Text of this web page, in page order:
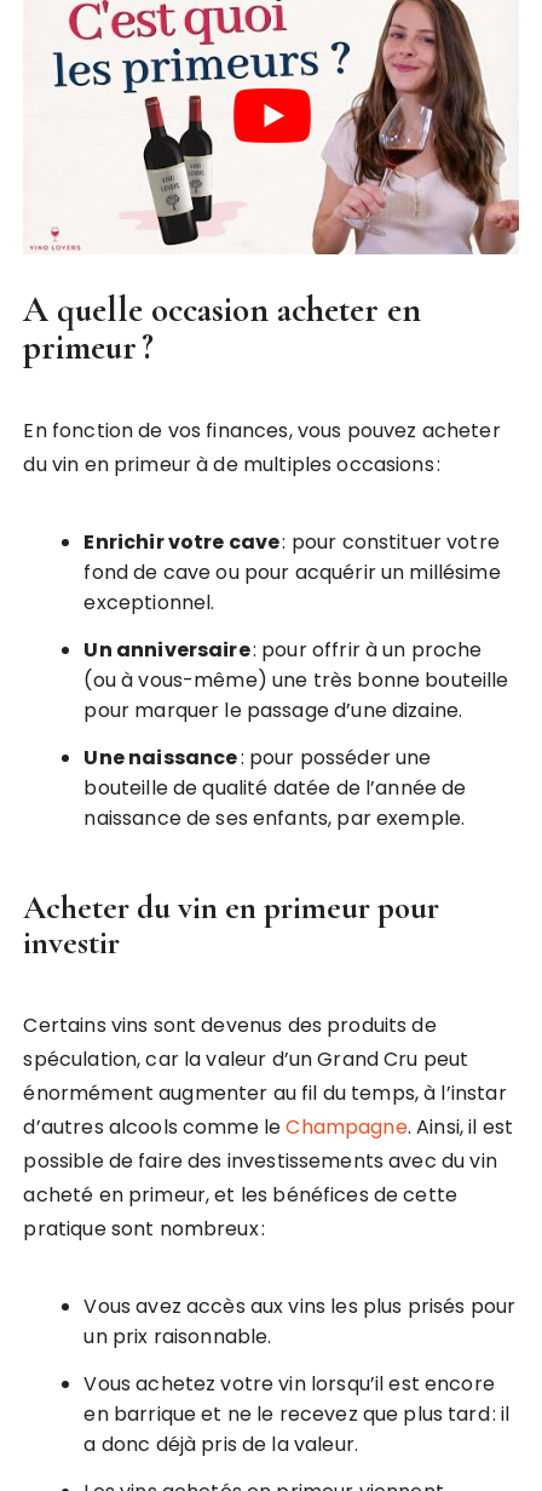
A quelle occasion acheter en
primeur ?
En fonction de vos finances, vous pouvez acheter
du vin en primeur à de multiples occasions :
Enrichir votre cave: pour constituer votre
fond de cave ou pour acquérir un millésime
exceptionnel.
Un anniversaire: pour offrir à un proche
(ou à vous-même) une très bonne bouteille
pour marquer le passage d’une dizaine.
Une naissance: pour posséder une
bouteille de qualité datée de l’année de
naissance de ses enfants, par exemple.
Acheter du vin en primeur pour
investir
Certains vins sont devenus des produits de
spéculation, car la valeur d’un Grand Cru peut
énormément augmenter au fil du temps, à l’instar
d’autres alcools comme leChampagne. Ainsi, il est
possible de faire des investissements avec du vin
acheté en primeur, et les bénéfices de cette
pratique sont nombreux :
Vous avez accès aux vins les plus prisés pour
un prix raisonnable.
Vous achetez votre vin lorsqu’il est encore
en barrique et ne le recevez que plus tard : il
a donc déjà pris de la valeur.